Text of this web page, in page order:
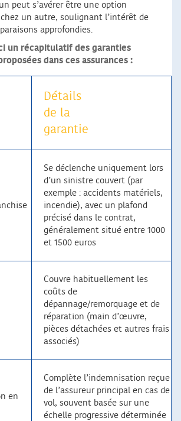
peut s’avérer être une option
un autre, soulignant l’intérêt de
approfondies.
un récapitulatif des garanties
dans ces assurances :
Détails
de la
garantie
Se déclenche uniquement lors
d’un sinistre couvert (par
exemple : accidents matériels,
incendie), avec un plafond
précisé dans le contrat,
généralement situé entre 1000
et 1500 euros
Couvre habituellement les
coûts de
dépannage/remorquage et de
réparation (main d’œuvre,
pièces détachées et autres frais
associés)
en
Complète l’indemnisation reçue
de l’assureur principal en cas de
vol, souvent basée sur une
échelle progressive déterminée